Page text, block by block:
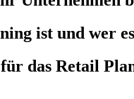
ist und wer
das Retail